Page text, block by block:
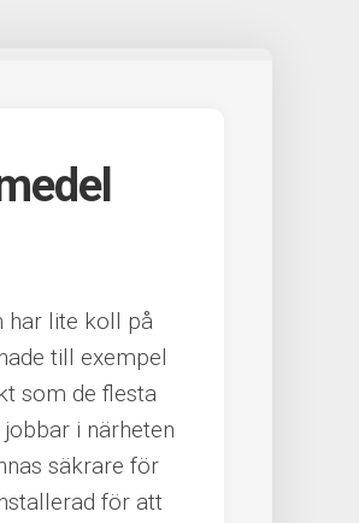
har lite koll på
till exempel
som de flesta
i närheten
säkrare för
för att